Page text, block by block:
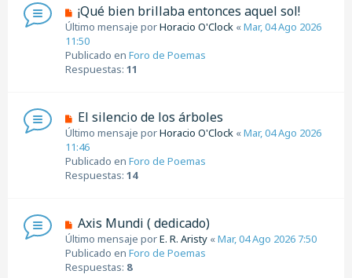
s
a
j
e
N
u
e
v
o
s
a
j
e
¡Qué bien brillaba entonces aquel sol!
Último mensaje porHoracio O'Clock «Mar, 04 Ago 2026
11:50
Publicado en Foro de Poemas
Respuestas: 11
N
u
e
v
o
s
a
j
e
El silencio de los árboles
Último mensaje porHoracio O'Clock «Mar, 04 Ago 2026
11:46
Publicado en Foro de Poemas
Respuestas: 14
N
u
e
v
Axis Mundi ( dedicado)
Último mensaje porE. R. Aristy «Mar, 04 Ago 2026 7:50
Publicado en Foro de Poemas
Respuestas: 8